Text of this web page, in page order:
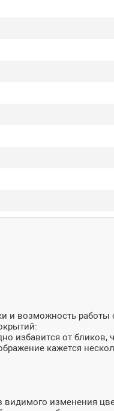
и возможность
избавится от бликов,
кажется
видимого изменения